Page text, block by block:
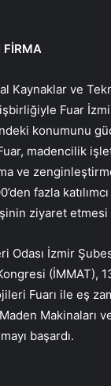
FİRMA
Kaynaklar ve
Fuar
konumunu
madencilik
ve
fazla
ziyaret
Odası İzmir
(İMMAT),
Fuarı ile eş
Makinaları
başardı.